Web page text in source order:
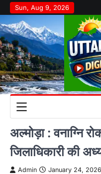
Skip
to
content
Sun, Aug 9, 2026
अल्मोड़ा : वनाग्नि
जिलाधिकारी की
Admin January 24, 2026